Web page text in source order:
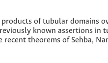
of tubular domains
known assertions in
theorems of Sehba,